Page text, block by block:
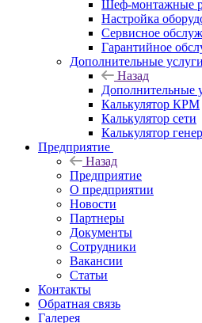
Шеф-монтажные
Настройка
Сервисное
Гарантийное
Дополнительные услуги
Назад
Дополнительные
Калькулятор КРМ
Калькулятор сети
Калькулятор
Предприятие
Назад
Предприятие
О предприятии
Новости
Партнеры
Документы
Сотрудники
Вакансии
Статьи
Контакты
Обратная связь
Галерея